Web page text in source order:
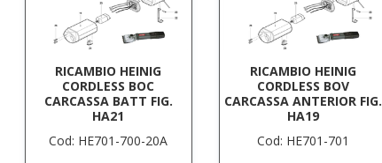
RICAMBIO HEINIG
CORDLESS BOC
CARCASSA BATT FIG.
HA21
Cod: HE701-700-20A
RICAMBIO HEINIG
CORDLESS BOV
CARCASSA ANTERIOR FIG.
HA19
Cod: HE701-701